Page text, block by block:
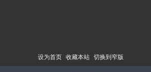
设为首页 收藏本站 切换到窄版